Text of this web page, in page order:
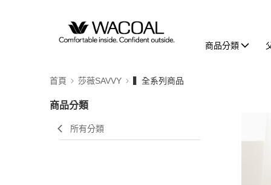
商品分類
首頁 莎薇SAVVY ▍全系列商品
商品分類
所有分類